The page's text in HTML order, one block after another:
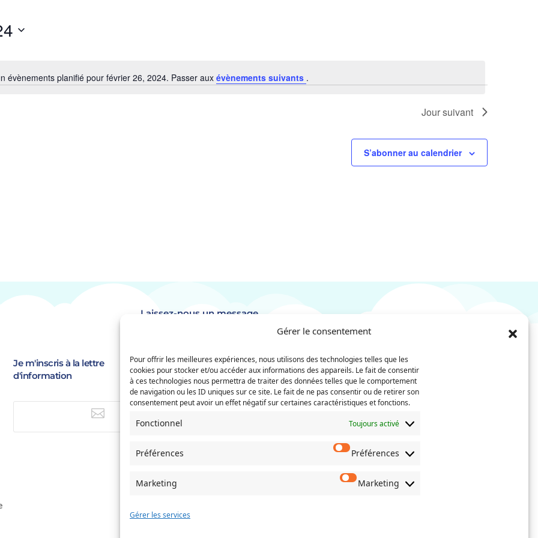
Gérer le consentement
Pour offrir les meilleures expériences, nous utilisons des technologies telles que les
cookies pour stocker et/ou accéder aux informations des appareils. Le fait de consentir
à ces technologies nous permettra de traiter des données telles que le comportement
de navigation ou les ID uniques sur ce site. Le fait de ne pas consentir ou de retirer son
consentement peut avoir un effet négatif sur certaines caractéristiques et fonctions.
Fonctionnel Toujours activé
Préférences Préférences
Marketing Marketing
Gérer les services
Notice
évènements planifié pour février 26, 2024. Passer aux évènements suivants .
Jour suivant
S’abonner au calendrier
Je m'inscris à la lettre
d'information

Laissez-nous un message
Prénom Nom
E-
mail(Nécessaire)
Saisissez
un
e-
Confirmez
l’e-
Téléphone
Service concerné(Nécessaire)
Si votre demande concerne des actes de
l'Etat-Civil comme service concerné.